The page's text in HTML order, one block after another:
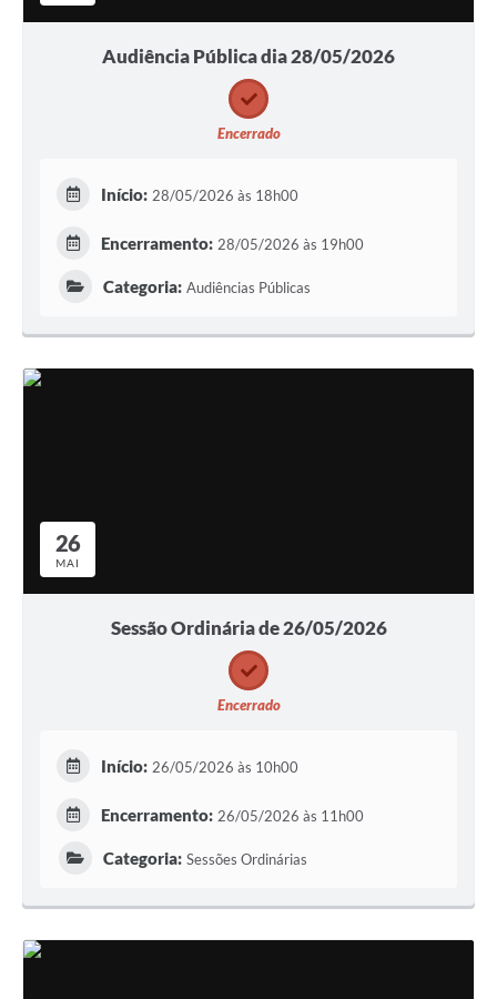
Audiência Pública dia 28/05/2026
Encerrado
Início: 28/05/2026 às 18h00
Encerramento: 28/05/2026 às 19h00
Categoria: Audiências Públicas
26
MAI
Sessão Ordinária de 26/05/2026
Encerrado
Início: 26/05/2026 às 10h00
Encerramento: 26/05/2026 às 11h00
Categoria: Sessões Ordinárias